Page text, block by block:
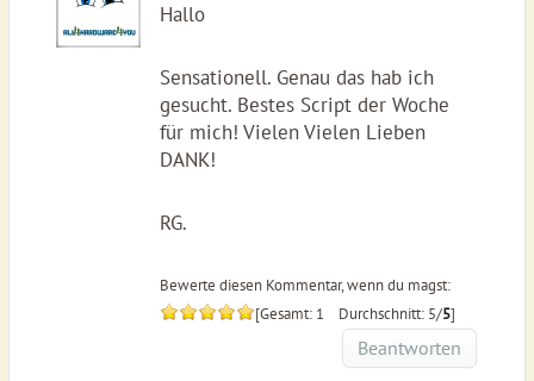
Hallo
Sensationell. Genau das hab ich
gesucht. Bestes Script der Woche
für mich! Vielen Vielen Lieben
DANK!
RG.
Bewerte diesen Kommentar, wenn du magst:
[Gesamt: 1 Durchschnitt: 5/5]
Beantworten